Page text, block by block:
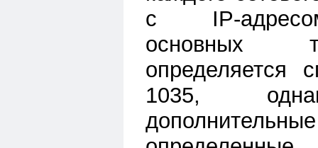
с IP-
основных
определяется
1035,